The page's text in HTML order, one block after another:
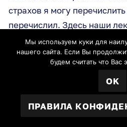
страхов я могу
перечислил. Здесь наши
сказали. Запугивание
климатические изменения
момент. Здесь, в Европе,
чувствуется, но Россия
конкуренции, боится
Украине, связанного с
Мы используем куки для
нашего сайта. Если Вы
будем считать что Вас
OK
ПРАВИЛА